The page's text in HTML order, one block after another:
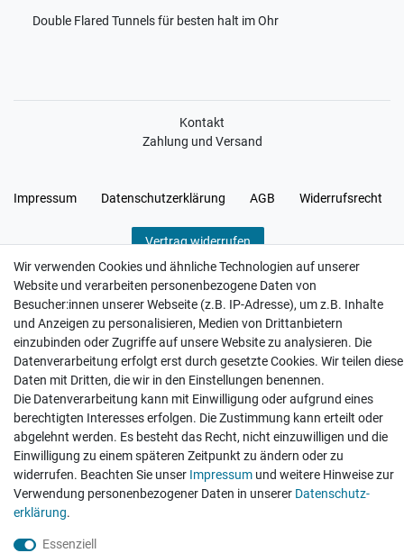
Double Flared Tunnels für besten halt im Ohr
Kontakt
Zahlung und Versand
Impressum Daten­schutz­erklärung AGB Widerrufs­recht
Vertrag widerrufen
Hatte etwas bestellt was fehlerhaft versendet
wurde. Mein Anliegen habe ich mitgeteilt und sofort
Er...
Datum der Veröffentlichung: 17.07.2026
Datum der Kauferfahrung: 10.07.2026
Wir verwenden Cookies und ähnliche Technologien auf unserer
Website und verarbeiten personenbezogene Daten von
Besucher:innen unserer Webseite (z.B. IP-Adresse), um z.B. Inhalte
und Anzeigen zu personalisieren, Medien von Drittanbietern
einzubinden oder Zugriffe auf unsere Website zu analysieren. Die
Datenverarbeitung erfolgt erst durch gesetzte Cookies. Wir teilen diese
Daten mit Dritten, die wir in den Einstellungen benennen.
Die Datenverarbeitung kann mit Einwilligung oder aufgrund eines
berechtigten Interesses erfolgen. Die Zustimmung kann erteilt oder
abgelehnt werden. Es besteht das Recht, nicht einzuwilligen und die
Einwilligung zu einem späteren Zeitpunkt zu ändern oder zu
widerrufen. Beachten Sie unser Impressum und weitere Hinweise zur
Verwendung personenbezogener Daten in unserer Daten­schutz­
erklärung.
Essenziell